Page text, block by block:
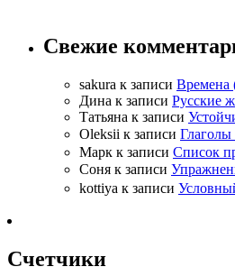
Свежие
sakura к записи Времена
Дина к записи Русские
Татьяна к записи
Oleksii к записи
Марк к записи Список
Соня к записи
kottiya к записи
Счетчики